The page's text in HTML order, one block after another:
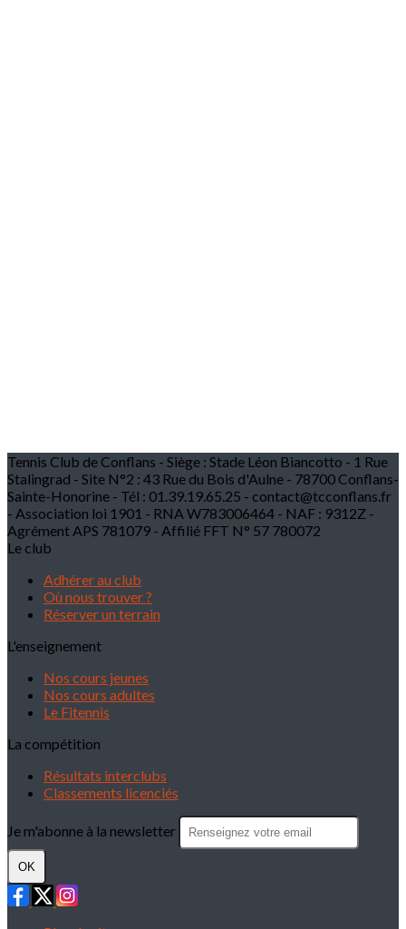
Tennis Club de Conflans - Siège : Stade Léon Biancotto - 1 Rue
Stalingrad - Site N°2 : 43 Rue du Bois d'Aulne - 78700 Conflans-
Sainte-Honorine - Tél : 01.39.19.65.25 - contact@tcconflans.fr
- Association loi 1901 - RNA W783006464 - NAF : 9312Z -
Agrément APS 781079 - Affilié FFT N° 57 780072
Le club
Adhérer au club
Où nous trouver ?
Réserver un terrain
L'enseignement
Nos cours jeunes
Nos cours adultes
Le Fitennis
La compétition
Résultats interclubs
Classements licenciés
Je m'abonne à la newsletter
OK